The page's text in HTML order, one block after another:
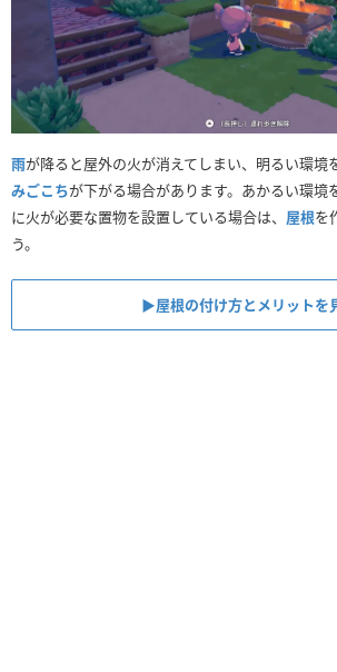
雨が降ると屋外の火が消えてしまい、明るい環境
みごこちが下がる場合があります。あかるい環境
に火が必要な置物を設置している場合は、 屋根を
う。
▶︎屋根の付け方とメリットを